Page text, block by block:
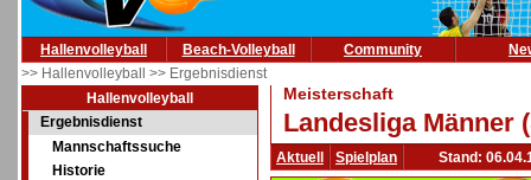
Hallenvolleyball Beach-Volleyball Community
>> Hallenvolleyball >> Ergebnisdienst
Hallenvolleyball
Ergebnisdienst
Mannschaftssuche
Historie
Meisterschaft
Landesliga Männer
Aktuell Spielplan Stand: